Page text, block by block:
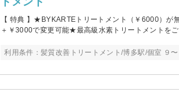
【 特典 】★BYKARTEトリートメント（￥6000）
＋￥3000で変更可能★最高級水素トリートメントを
利用条件：髪質改善トリートメント/博多駅/個室 ９